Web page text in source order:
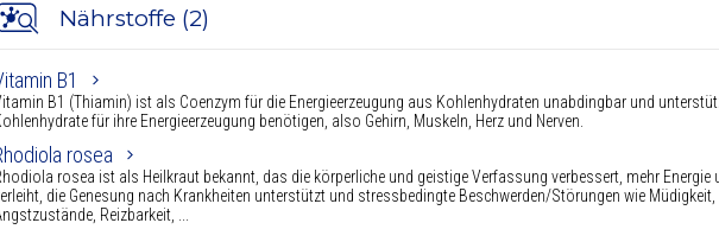
Nährstoffe (2)
B1
B1 (Thiamin) ist als Coenzym für die Energieerzeugung aus Kohlenhydraten unabdingbar und
für ihre Energieerzeugung benötigen, also Gehirn, Muskeln, Herz und Nerven.
rosea
rosea ist als Heilkraut bekannt, das die körperliche und geistige Verfassung verbessert, mehr
die Genesung nach Krankheiten unterstützt und stressbedingte Beschwerden/Störungen wie
Reizbarkeit, ...